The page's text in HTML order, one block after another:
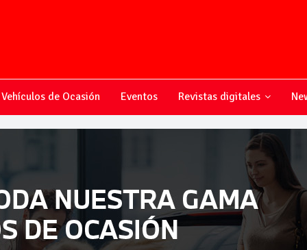
Vehículos de Ocasión Eventos Revistas digitales